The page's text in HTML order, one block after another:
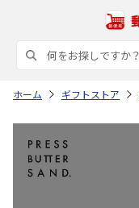
ホーム ギフトストア